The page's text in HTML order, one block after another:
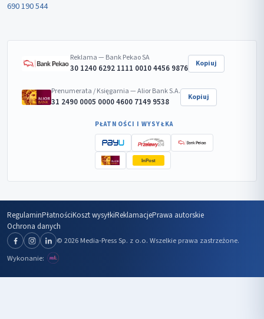
690 190 544
Reklama — Bank Pekao SA
30 1240 6292 1111 0010 4456 9876 Kopiuj
Prenumerata / Księgarnia — Alior Bank S.A.
31 2490 0005 0000 4600 7149 9538 Kopiuj
PŁATNOŚCI I WYSYŁKA
InPost
RegulaminPłatnościKoszt wysyłkiReklamacjePrawa autorskie
Ochrona danych
© 2026 Media-Press Sp. z o.o. Wszelkie prawa zastrzeżone.
Wykonanie: